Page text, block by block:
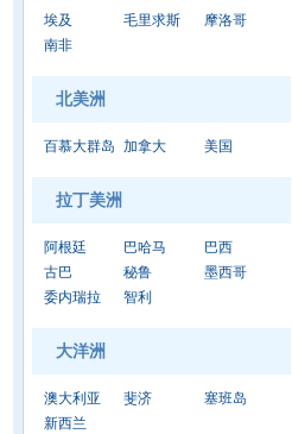
埃及 毛里求斯
摩洛哥
南非
北美洲
百慕大群岛 加拿大 美国
拉丁美洲
阿根廷 巴哈马
巴西
古巴
秘鲁
墨西哥
委内瑞拉
智利
大洋洲
澳大利亚 斐济
塞班岛
新西兰